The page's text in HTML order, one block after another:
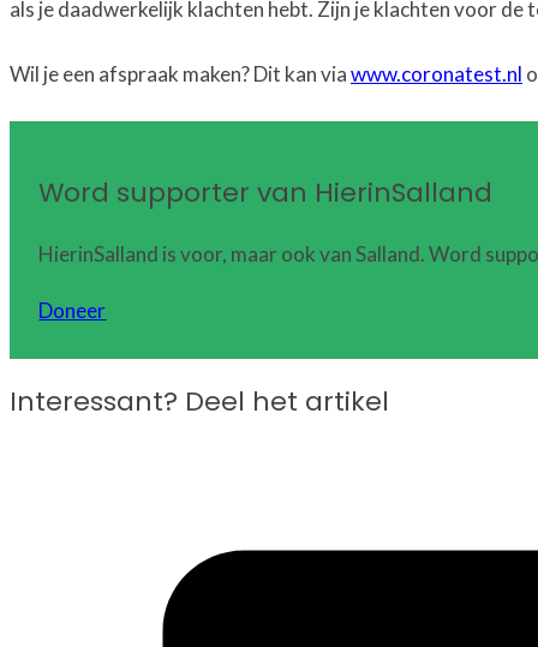
als je daadwerkelijk klachten hebt. Zijn je klachten voor
Wil je een afspraak maken? Dit kan viawww.coronatest.nl
Word supporter van HierinSalland
HierinSalland is voor, maar ook van Salland. Word
Doneer
Interessant? Deel het artikel